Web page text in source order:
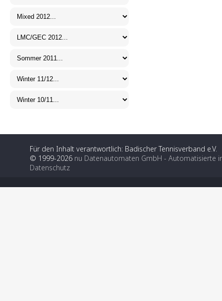
Für den Inhalt verantwortlich: Badischer Tennisverband e.V.
© 1999-2026 nu Datenautomaten GmbH - Automatisierte
Datenschutz